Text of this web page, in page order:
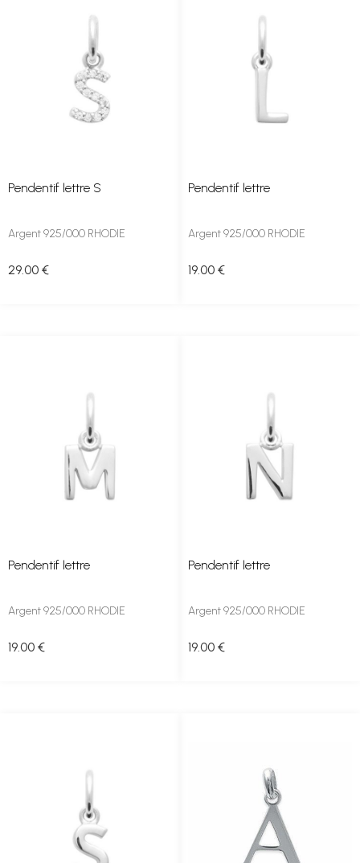
Pendentif lettre S
Argent 925/000 RHODIE
29.00 €
Pendentif lettre
Argent 925/000 RHODIE
19.00 €
Pendentif lettre
Argent 925/000 RHODIE
19.00 €
Pendentif lettre
Argent 925/000 RHODIE
19.00 €